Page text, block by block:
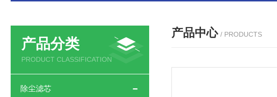
产品分类
PRODUCT CLASSIFICATION
除尘滤芯
产品中心 / PRODUCTS